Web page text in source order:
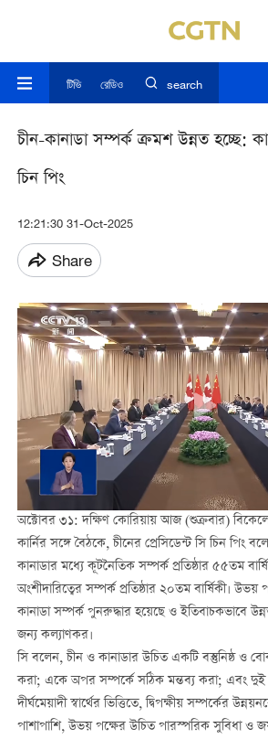
টিভি রেডিও search
চীন-কানাডা সম্পর্ক ক্রমশ উন্নত হচ্ছে:
চিন পিং
12:21:30 31-Oct-2025
Share
অক্টোবর ৩১: দক্ষিণ কোরিয়ায় আজ (শুক্রবার) বিকেলে,
কার্নির সঙ্গে বৈঠকে, চীনের প্রেসিডেন্ট সি চিন পিং
কানাডার মধ্যে কূটনৈতিক সম্পর্ক প্রতিষ্ঠার ৫৫তম
অংশীদারিত্বের সম্পর্ক প্রতিষ্ঠার ২০তম বার্ষিকী। উভয়
কানাডা সম্পর্ক পুনরুদ্ধার হয়েছে ও ইতিবাচকভাবে
জন্য কল্যাণকর।
সি বলেন, চীন ও কানাডার উচিত একটি বস্তুনিষ্ঠ ও
করা; একে অপর সম্পর্কে সঠিক মন্তব্য করা; এবং দুই
দীর্ঘমেয়াদী স্বার্থের ভিত্তিতে, দ্বিপক্ষীয় সম্পর্কের
পাশাপাশি, উভয় পক্ষের উচিত পারস্পরিক সুবিধা ও